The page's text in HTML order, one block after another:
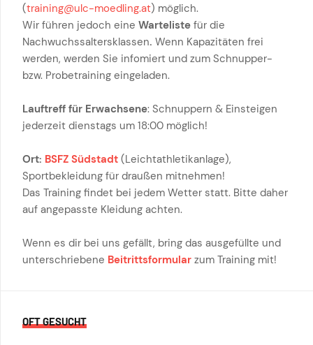
(training@ulc-moedling.at) möglich.
Wir führen jedoch eine Warteliste für die
Nachwuchssaltersklassen. Wenn Kapazitäten frei
werden, werden Sie infomiert und zum Schnupper-
bzw. Probetraining eingeladen.
Lauftreff für Erwachsene: Schnuppern & Einsteigen
jederzeit dienstags um 18:00 möglich!
Ort: BSFZ Südstadt (Leichtathletikanlage),
Sportbekleidung für draußen mitnehmen!
Das Training findet bei jedem Wetter statt. Bitte daher
auf angepasste Kleidung achten.
Wenn es dir bei uns gefällt, bring das ausgefüllte und
unterschriebene Beitrittsformular zum Training mit!
OFT GESUCHT